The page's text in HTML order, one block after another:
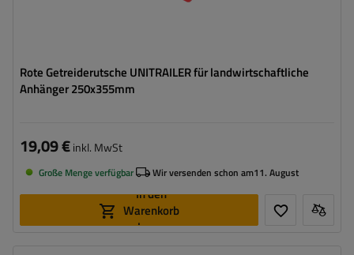
Rote Getreiderutsche UNITRAILER für landwirtschaftliche
Anhänger 250x355mm
19,09 €inkl. MwSt
Große Menge verfügbar Wir versenden schon am11. August
In den
Warenkorb
legen